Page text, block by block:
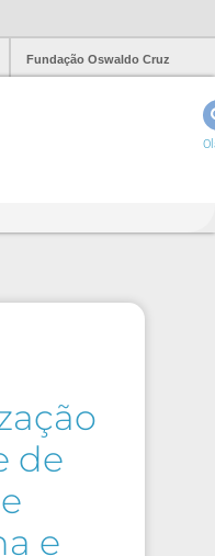
Fundação Oswaldo Cruz
de
e